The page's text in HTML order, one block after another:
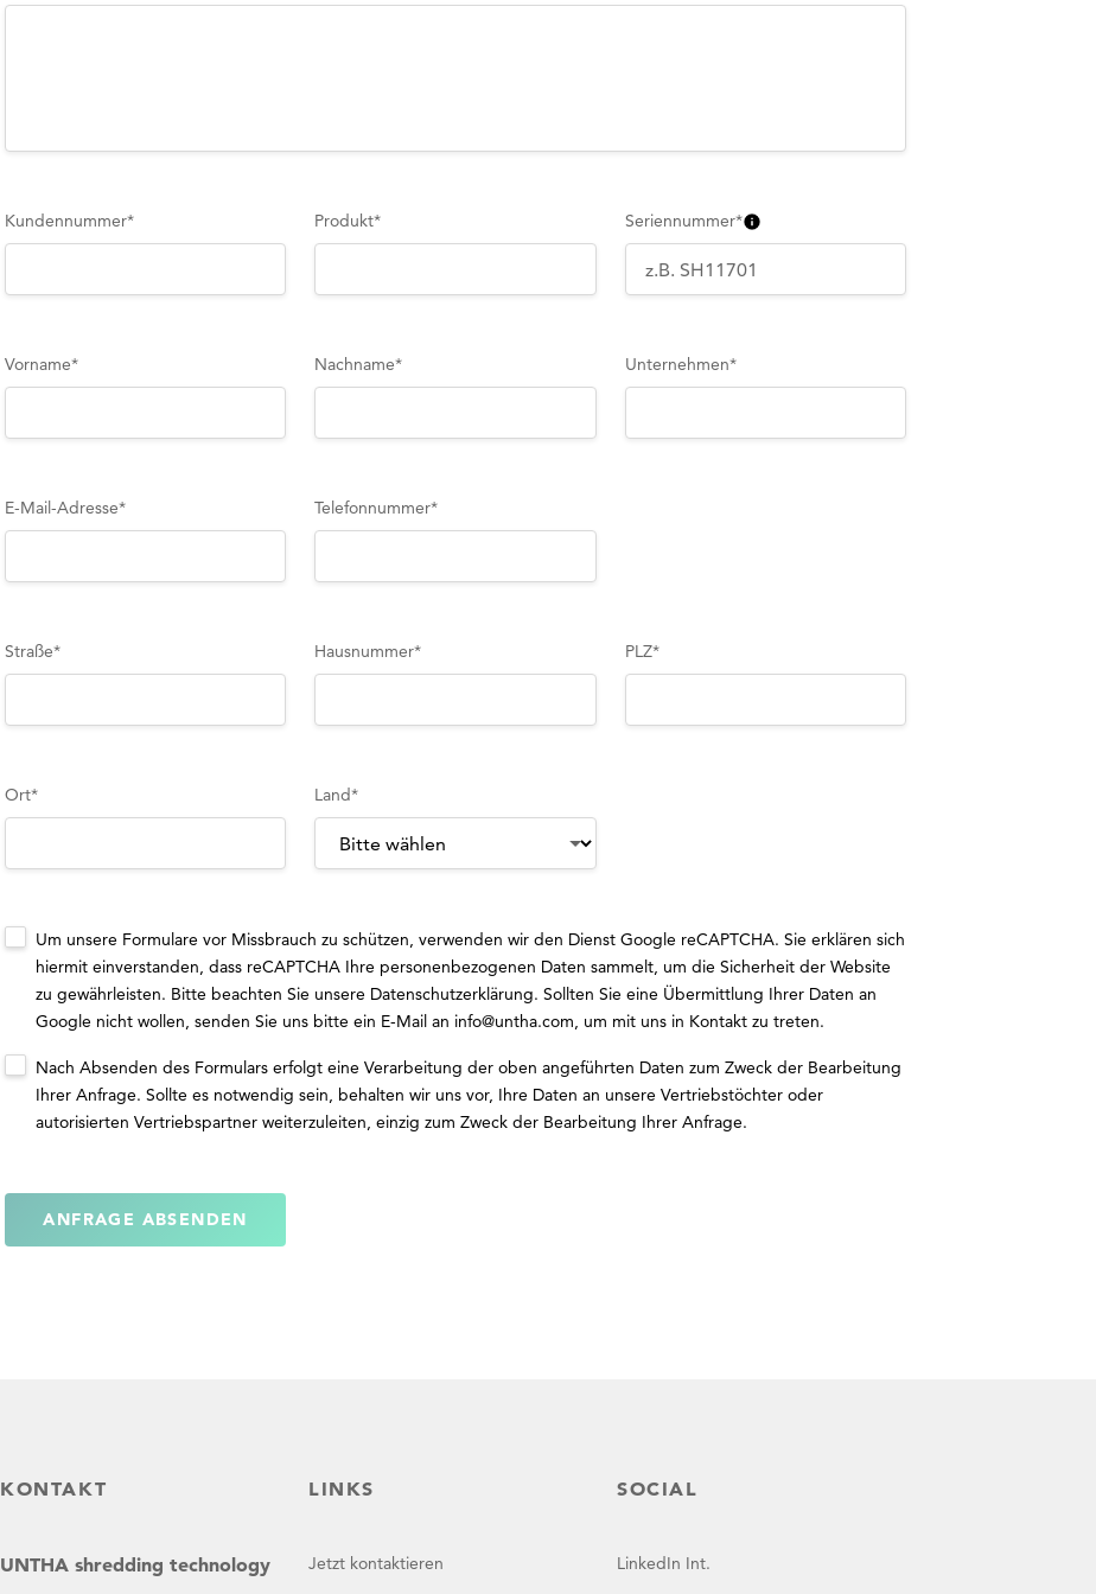
Kundennummer* Produkt* Seriennummer*
Vorname* Nachname* Unternehmen*
E-Mail-Adresse* Telefonnummer*
Straße* Hausnummer* PLZ*
Ort* Land*
Um unsere Formulare vor Missbrauch zu schützen, verwenden wir den Dienst Google reCAPTCHA. Sie erklären sich
hiermit einverstanden, dass reCAPTCHA Ihre personenbezogenen Daten sammelt, um die Sicherheit der Website
zu gewährleisten. Bitte beachten Sie unsere Datenschutzerklärung. Sollten Sie eine Übermittlung Ihrer Daten an
Google nicht wollen, senden Sie uns bitte ein E-Mail an info@untha.com, um mit uns in Kontakt zu treten.
Nach Absenden des Formulars erfolgt eine Verarbeitung der oben angeführten Daten zum Zweck der Bearbeitung
Ihrer Anfrage. Sollte es notwendig sein, behalten wir uns vor, Ihre Daten an unsere Vertriebstöchter oder
autorisierten Vertriebspartner weiterzuleiten, einzig zum Zweck der Bearbeitung Ihrer Anfrage.
ANFRAGE ABSENDEN
KONTAKT
UNTHA shredding technology
LINKS
Jetzt kontaktieren
SOCIAL
LinkedIn Int.